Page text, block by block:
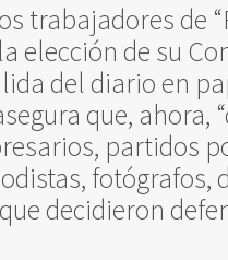
trabajadores de
elección de su
del diario en
que, ahora,
partidos
fotógrafos,
decidieron